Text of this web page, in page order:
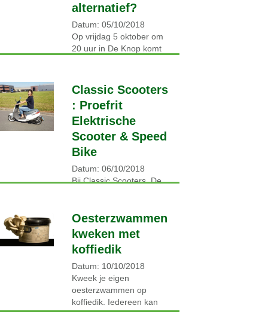
alternatief?
Datum: 05/10/2018
Op vrijdag 5 oktober om
20 uur in De Knop komt
van voedselbossen
vertellen hoe hij dat
allemaal doet….
Lees verder →
Classic Scooters
: Proefrit
Elektrische
Scooter & Speed
Bike
Datum: 06/10/2018
Bij Classic Scooters, De
zaterdag 6 oktober in het
teken van stil, schoon,
zuinig en voordelig rijden.
Ervaar…
Lees verder →
Oesterzwammen
kweken met
koffiedik
Datum: 10/10/2018
Kweek je eigen
oesterzwammen op
koffiedik. Iedereen kan
het! Drink je koffie, ben je